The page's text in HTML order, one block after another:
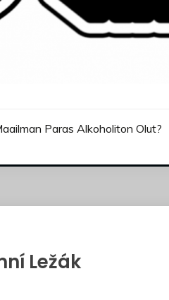
Paras Alkoholiton Olut?
Ležák